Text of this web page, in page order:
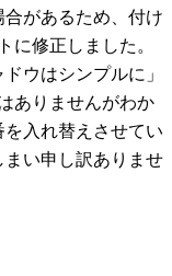
があるため、付け
に修正しました。
ウはシンプルに」
ありませんがわか
入れ替えさせてい
い申し訳ありませ